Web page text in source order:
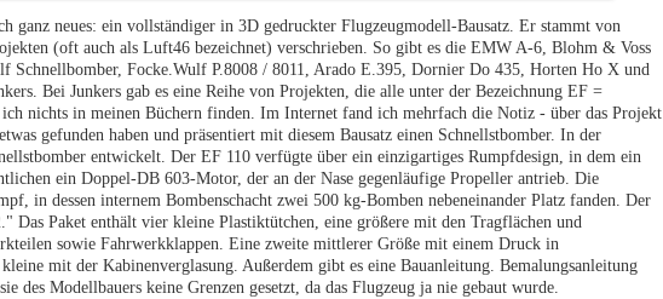
ganz neues: ein vollständiger in 3D gedruckter Flugzeugmodell-Bausatz. Er stammt von
(oft auch als Luft46 bezeichnet) verschrieben. So gibt es die EMW A-6, Blohm & Voss
Schnellbomber, Focke.Wulf P.8008 / 8011, Arado E.395, Dornier Do 435, Horten Ho X und
Bei Junkers gab es eine Reihe von Projekten, die alle unter der Bezeichnung EF =
nichts in meinen Büchern finden. Im Internet fand ich mehrfach die Notiz - über das Projekt
gefunden haben und präsentiert mit diesem Bausatz einen Schnellstbomber. In der
entwickelt. Der EF 110 verfügte über ein einzigartiges Rumpfdesign, in dem ein
ein Doppel-DB 603-Motor, der an der Nase gegenläufige Propeller antrieb. Die
in dessen internem Bombenschacht zwei 500 kg-Bomben nebeneinander Platz fanden. Der
Das Paket enthält vier kleine Plastiktütchen, eine größere mit den Tragflächen und
sowie Fahrwerkklappen. Eine zweite mittlerer Größe mit einem Druck in
mit der Kabinenverglasung. Außerdem gibt es eine Bauanleitung. Bemalungsanleitung
des Modellbauers keine Grenzen gesetzt, da das Flugzeug ja nie gebaut wurde.